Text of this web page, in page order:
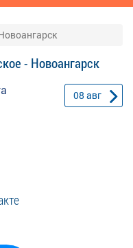
- Новоангарск
08 авг